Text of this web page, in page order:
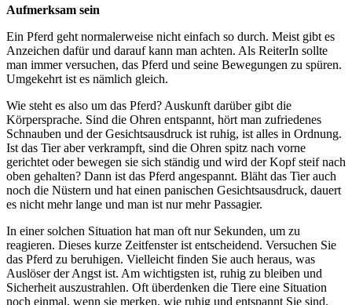
Aufmerksam sein
Ein Pferd geht normalerweise nicht einfach so durch. Meist gibt es
Anzeichen dafür und darauf kann man achten. Als ReiterIn sollte
man immer versuchen, das Pferd und seine Bewegungen zu spüren.
Umgekehrt ist es nämlich gleich.
Wie steht es also um das Pferd? Auskunft darüber gibt die
Körpersprache. Sind die Ohren entspannt, hört man zufriedenes
Schnauben und der Gesichtsausdruck ist ruhig, ist alles in Ordnung.
Ist das Tier aber verkrampft, sind die Ohren spitz nach vorne
gerichtet oder bewegen sie sich ständig und wird der Kopf steif nach
oben gehalten? Dann ist das Pferd angespannt. Bläht das Tier auch
noch die Nüstern und hat einen panischen Gesichtsausdruck, dauert
es nicht mehr lange und man ist nur mehr Passagier.
In einer solchen Situation hat man oft nur Sekunden, um zu
reagieren. Dieses kurze Zeitfenster ist entscheidend. Versuchen Sie
das Pferd zu beruhigen. Vielleicht finden Sie auch heraus, was
Auslöser der Angst ist. Am wichtigsten ist, ruhig zu bleiben und
Sicherheit auszustrahlen. Oft überdenken die Tiere eine Situation
noch einmal, wenn sie merken, wie ruhig und entspannt Sie sind.